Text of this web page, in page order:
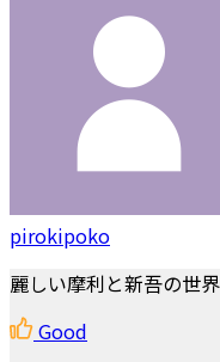
pirokipoko
麗しい摩利と新吾の世
Good